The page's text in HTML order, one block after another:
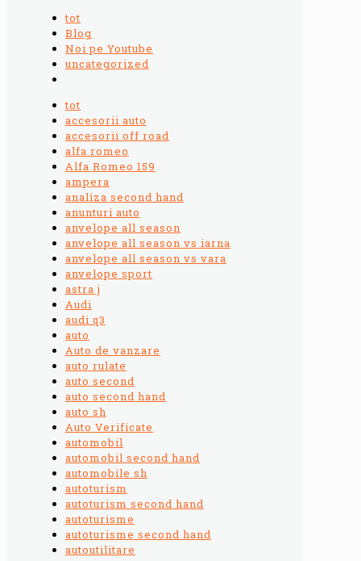
tot
Blog
Noi pe Youtube
uncategorized
tot
accesorii auto
accesorii off road
alfa romeo
Alfa Romeo 159
ampera
analiza second hand
anunturi auto
anvelope all season
anvelope all season vs iarna
anvelope all season vs vara
anvelope sport
astra j
Audi
audi q3
auto
Auto de vanzare
auto rulate
auto second
auto second hand
auto sh
Auto Verificate
automobil
automobil second hand
automobile sh
autoturism
autoturism second hand
autoturisme
autoturisme second hand
autoutilitare